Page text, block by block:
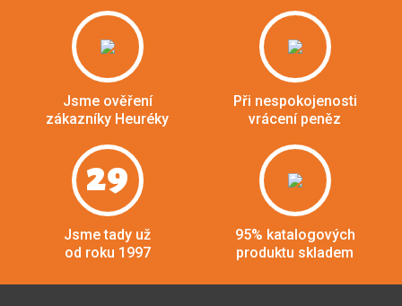
Jsme ověření
zákazníky Heuréky
Při nespokojenosti
vrácení peněz
29
Jsme tady už
od roku 1997
95% katalogových
produktu skladem